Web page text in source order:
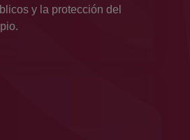
y la protección del